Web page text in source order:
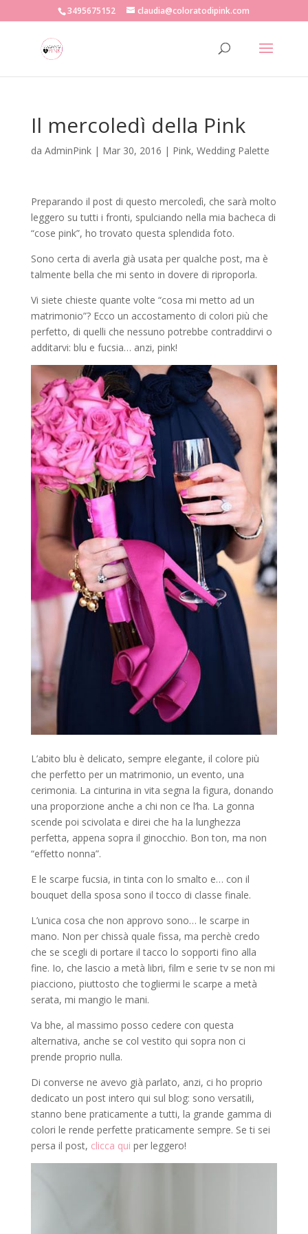
3495675152 claudia@coloratodipink.com
Il mercoledì della Pink
da AdminPink| Mar 30, 2016 | Pink, Wedding Palette
Preparando il post di questo mercoledì, che sarà molto
leggero su tutti i fronti, spulciando nella mia bacheca di
“cose pink”, ho trovato questa splendida foto.
Sono certa di averla già usata per qualche post, ma è
talmente bella che mi sento in dovere di riproporla.
Vi siete chieste quante volte “cosa mi metto ad un
matrimonio”? Ecco un accostamento di colori più che
perfetto, di quelli che nessuno potrebbe contraddirvi o
additarvi: blu e fucsia… anzi, pink!
L’abito blu è delicato, sempre elegante, il colore più
che perfetto per un matrimonio, un evento, una
cerimonia. La cinturina in vita segna la figura, donando
una proporzione anche a chi non ce l’ha. La gonna
scende poi scivolata e direi che ha la lunghezza
perfetta, appena sopra il ginocchio. Bon ton, ma non
“effetto nonna”.
E le scarpe fucsia, in tinta con lo smalto e… con il
bouquet della sposa sono il tocco di classe finale.
L’unica cosa che non approvo sono… le scarpe in
mano. Non per chissà quale fissa, ma perchè credo
che se scegli di portare il tacco lo sopporti fino alla
fine. Io, che lascio a metà libri, film e serie tv se non mi
piacciono, piuttosto che togliermi le scarpe a metà
serata, mi mangio le mani.
Va bhe, al massimo posso cedere con questa
alternativa, anche se col vestito qui sopra non ci
prende proprio nulla.
Di converse ne avevo già parlato, anzi, ci ho proprio
dedicato un post intero qui sul blog: sono versatili,
stanno bene praticamente a tutti, la grande gamma di
colori le rende perfette praticamente sempre. Se ti sei
persa il post, clicca qui per leggero!